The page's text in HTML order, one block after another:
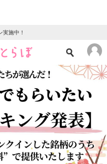
施中！
クイズ
地域
育・育児
サーチ